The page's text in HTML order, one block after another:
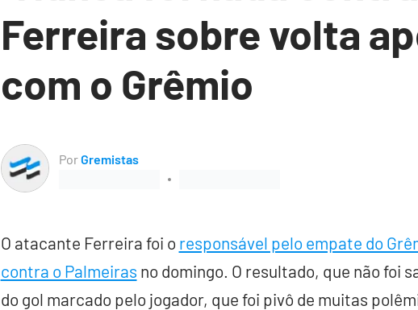
Ferreira sobre volta
com o Grêmio
PorGremistas
O atacante Ferreira foi o responsável pelo empate do
contra o Palmeiras no domingo. O resultado, que não foi
do gol marcado pelo jogador, que foi pivô de muitas